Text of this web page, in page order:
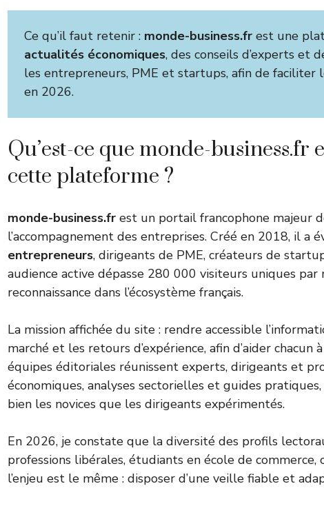
Ce qu’il faut retenir : monde-business.fr est une
actualités économiques, des conseils d’experts et
les entrepreneurs, PME et startups, afin de faciliter
en 2026.
Qu’est-ce que monde-business.fr
cette plateforme ?
monde-business.fr est un portail francophone majeur
l’accompagnement des entreprises. Créé en 2018, il a
entrepreneurs, dirigeants de PME, créateurs de
audience active dépasse 280 000 visiteurs uniques par
reconnaissance dans l’écosystème français.
La mission affichée du site : rendre accessible
marché et les retours d’expérience, afin d’aider chacun à
équipes éditoriales réunissent experts, dirigeants et
économiques, analyses sectorielles et guides
bien les novices que les dirigeants expérimentés.
En 2026, je constate que la diversité des profils
professions libérales, étudiants en école de commerce,
l’enjeu est le même : disposer d’une veille fiable et